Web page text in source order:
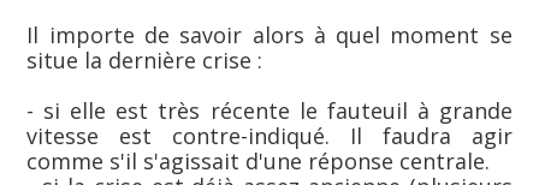
Il importe de savoir alors à quel moment se
situe la dernière crise :
- si elle est très récente le fauteuil à grande
vitesse est contre-indiqué. Il faudra agir
comme s'il s'agissait d'une réponse centrale.